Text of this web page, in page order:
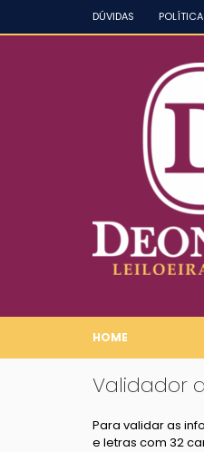
DÚVIDAS
HOME
Validador
Para validar as
e letras com 32